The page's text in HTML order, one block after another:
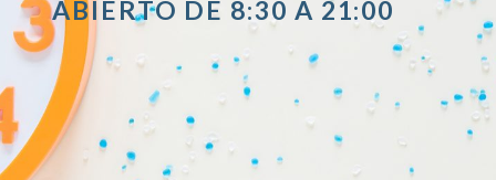
ABIERTO DE 8:30 A 21:00